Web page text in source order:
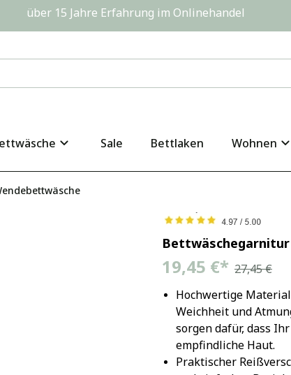
über 15 Jahre Erfahrung im Onlinehandel
Sale Bettlaken Wohnen
Bettwäschegarnitur
19,45 €* 27,45 €
Hochwertige
Weichheit und
sorgen dafür, dass
empfindliche Haut.
Praktischer